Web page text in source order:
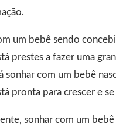
um bebê sendo
prestes a fazer uma
sonhar com um bebê
pronta para crescer e
sonhar com um